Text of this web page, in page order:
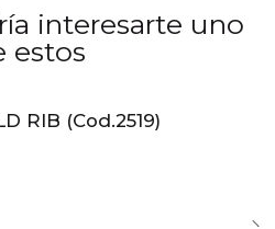
interesarte uno
estos
RIB (Cod.2519)